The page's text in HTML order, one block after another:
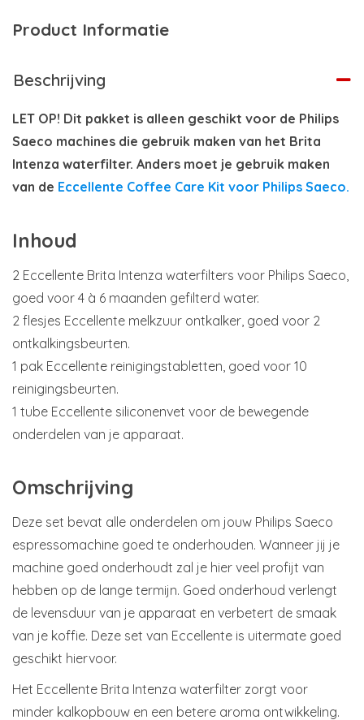
Product Informatie
Beschrijving
LET OP! Dit pakket is alleen geschikt voor de Philips
Saeco machines die gebruik maken van het Brita
Intenza waterfilter. Anders moet je gebruik maken
van de Eccellente Coffee Care Kit voor Philips Saeco.
Inhoud
2 Eccellente Brita Intenza waterfilters voor Philips Saeco,
goed voor 4 à 6 maanden gefilterd water.
2 flesjes Eccellente melkzuur ontkalker, goed voor 2
ontkalkingsbeurten.
1 pak Eccellente reinigingstabletten, goed voor 10
reinigingsbeurten.
1 tube Eccellente siliconenvet voor de bewegende
onderdelen van je apparaat.
Omschrijving
Deze set bevat alle onderdelen om jouw Philips Saeco
espressomachine goed te onderhouden. Wanneer jij je
machine goed onderhoudt zal je hier veel profijt van
hebben op de lange termijn. Goed onderhoud verlengt
de levensduur van je apparaat en verbetert de smaak
van je koffie. Deze set van Eccellente is uitermate goed
geschikt hiervoor.
Het Eccellente Brita Intenza waterfilter zorgt voor
minder kalkopbouw en een betere aroma ontwikkeling.